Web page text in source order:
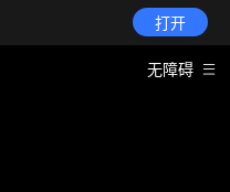
打开
无障碍